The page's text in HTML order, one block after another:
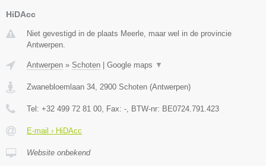
HiDAcc
Niet gevestigd in de plaats Meerle, maar wel in de provincie
Antwerpen.
Antwerpen » Schoten Google maps ▼
Zwanebloemlaan 34, 2900 Schoten (Antwerpen)
Tel: +32 499 72 81 00, Fax: -, BTW-nr: BE0724.791.423
E-mail › HiDAcc
Website onbekend